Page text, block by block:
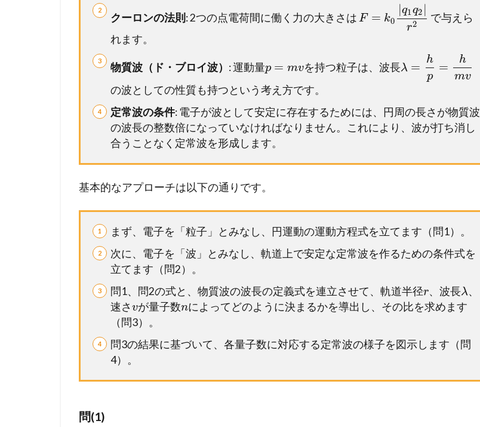
ま
底
ガ
イ
1.3
【
ま
と
】
の
一
問
未
来
点
クーロンの法則 : 2つの点電荷間に働く力の大きさは F = k0
|q1q2 |
r2
で与えら
れます。
物質波（ド・ブロイ波） : 運動量p = mvを持つ粒子は、波長λ =
h
p
=
h
mv
の波としての性質も持つという考え方です。
定常波の条件: 電子が波として安定に存在するためには、円周の長さが物質波
の波長の整数倍になっていなければなりません。これにより、波が打ち消し
合うことなく定常波を形成します。
基本的なアプローチは以下の通りです。
まず、電子を「粒子」とみなし、円運動の運動方程式を立てます（問1）。
次に、電子を「波」とみなし、軌道上で安定な定常波を作るための条件式を
立てます（問2）。
問1、問2の式と、物質波の波長の定義式を連立させて、軌道半径r、波長λ、
速さ vが量子数nによってどのように決まるかを導出し、その比を求めます
（問3）。
問3の結果に基づいて、各量子数に対応する定常波の様子を図示します（問
4）。
問(1)